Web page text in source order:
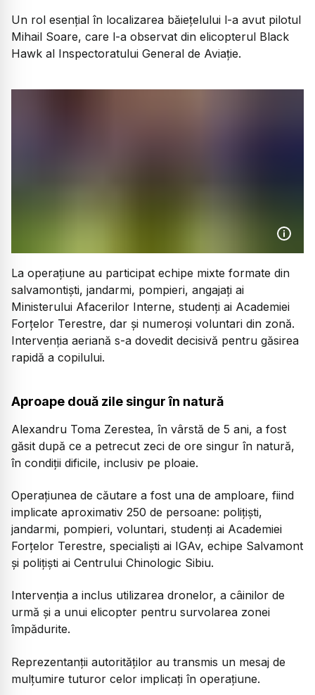
Un rol esențial în localizarea băiețelului l-a avut pilotul
Mihail Soare, care l-a observat din elicopterul Black
Hawk al Inspectoratului General de Aviație.
La operațiune au participat echipe mixte formate din
salvamontiști, jandarmi, pompieri, angajați ai
Ministerului Afacerilor Interne, studenți ai Academiei
Forțelor Terestre, dar și numeroși voluntari din zonă.
Intervenția aeriană s-a dovedit decisivă pentru găsirea
rapidă a copilului.
Aproape două zile singur în natură
Alexandru Toma Zerestea, în vârstă de 5 ani, a fost
găsit după ce a petrecut zeci de ore singur în natură,
în condiții dificile, inclusiv pe ploaie.
Operațiunea de căutare a fost una de amploare, fiind
implicate aproximativ 250 de persoane: polițiști,
jandarmi, pompieri, voluntari, studenți ai Academiei
Forțelor Terestre, specialiști ai IGAv, echipe Salvamont
și polițiști ai Centrului Chinologic Sibiu.
Intervenția a inclus utilizarea dronelor, a câinilor de
urmă și a unui elicopter pentru survolarea zonei
împădurite.
Reprezentanții autorităților au transmis un mesaj de
mulțumire tuturor celor implicați în operațiune.